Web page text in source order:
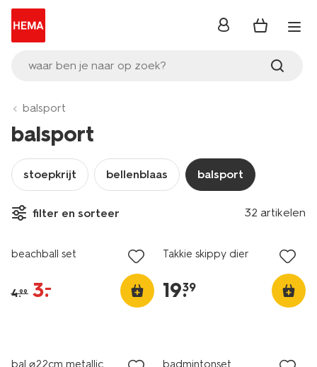
waar ben je naar op zoek?
inloggen
balsport
balsport
stoepkrijt bellenblaas balsport
filter en sorteer 32 artikelen
sale
beachball set
4.99 3.
–
Takkie skippy dier
19.
39
bal ⌀22cm metallic badmintonset